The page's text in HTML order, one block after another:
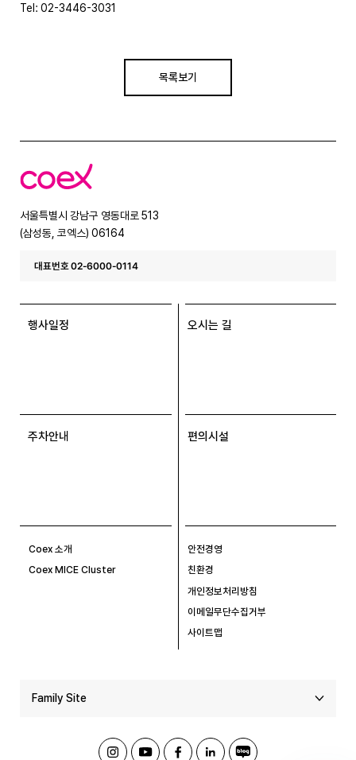
Tel: 02-3446-3031
목록보기
코
엑
서울특별시 강남구 영동대로 513
(삼성동, 코엑스) 06164
대표번호 02-6000-0114
행사일정 오시는 길
주차안내 편의시설
Coex 소개
Coex MICE Cluster
안전경영
친환경
개인정보처리방침
이메일무단수집거부
사이트맵
Family Site